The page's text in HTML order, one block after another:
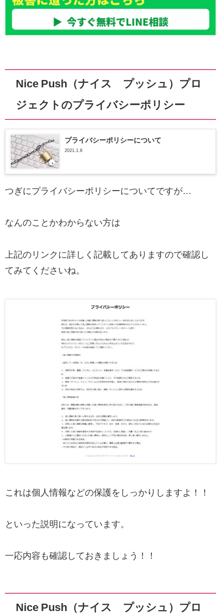
Nice Push（ナイス プッシュ）プロ
ジェクトのプライバシーポリシー
プライバシーポリシーについて
2021.1.8
つぎにプライバシーポリシーについてですが…
なんのことかわからない方は
上記のリンク に詳しく記載してありますので確認し
てみてくださいね。
これは個人情報などの保護をしっかりしますよ！！
といった説明になっています。
一応内容も確認しておきましょう！！
Nice Push（ナイス プッシュ）プロ